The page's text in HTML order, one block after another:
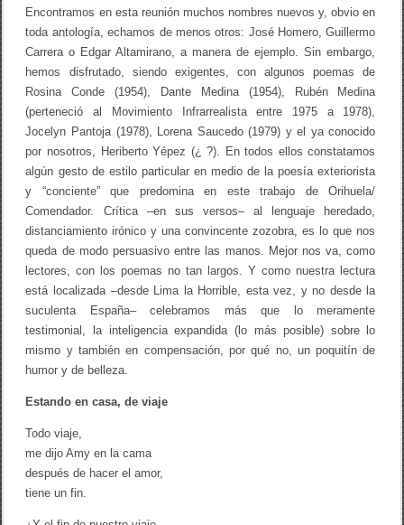
t
u
l
.
A
t
o
i
o
O
i
h
a
L
u
i
F
C
m
d
a
Encontramos en esta reunión muchos nombres nuevos y, obvio en
toda antología, echamos de menos otros: José Homero, Guillermo
Carrera o Edgar Altamirano, a manera de ejemplo. Sin embargo,
hemos disfrutado, siendo exigentes, con algunos poemas de
Rosina Conde (1954), Dante Medina (1954), Rubén Medina
(perteneció al Movimiento Infrarrealista entre 1975 a 1978),
Jocelyn Pantoja (1978), Lorena Saucedo (1979) y el ya conocido
por nosotros, Heriberto Yépez (¿ ?). En todos ellos constatamos
algún gesto de estilo particular en medio de la poesía exteriorista
y “conciente” que predomina en este trabajo de Orihuela/
Comendador. Crítica –en sus versos– al lenguaje heredado,
distanciamiento irónico y una convincente zozobra, es lo que nos
queda de modo persuasivo entre las manos. Mejor nos va, como
lectores, con los poemas no tan largos. Y como nuestra lectura
está localizada –desde Lima la Horrible, esta vez, y no desde la
suculenta España– celebramos más que lo meramente
testimonial, la inteligencia expandida (lo más posible) sobre lo
mismo y también en compensación, por qué no, un poquitín de
humor y de belleza.
Estando en casa, de viaje
Todo viaje,
me dijo Amy en la cama
después de hacer el amor,
tiene un fin.